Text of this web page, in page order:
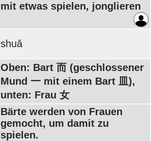
mit etwas spielen, jonglieren
shuǎ
Oben: Bart 而 (geschlossener
Mund 一 mit einem Bart 皿),
unten: Frau 女
Bärte werden von Frauen
gemocht, um damit zu
spielen.